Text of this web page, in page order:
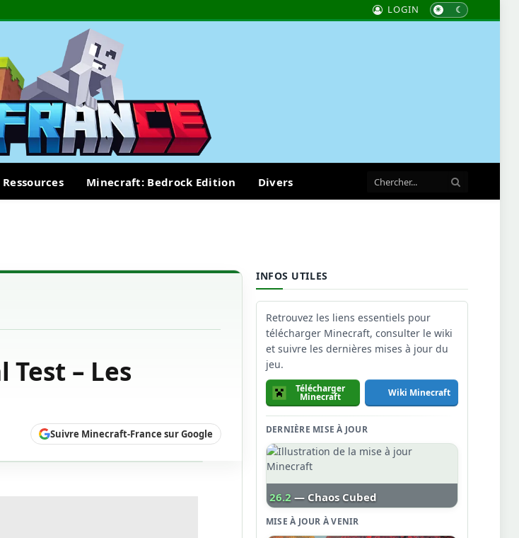
LOGIN
Ressources Minecraft: Bedrock Edition Divers
– Les
Suivre Minecraft-France sur Google
INFOS UTILES
Retrouvez les liens essentiels pour
télécharger Minecraft, consulter le wiki
et suivre les dernières mises à jour du
jeu.
Télécharger
Minecraft Wiki Minecraft
DERNIÈRE MISE À JOUR
26.2 — Chaos Cubed
MISE À JOUR À VENIR